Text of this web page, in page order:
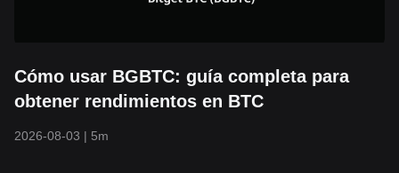
Cómo usar BGBTC: guía completa para
obtener rendimientos en BTC
2026-08-03 | 5m